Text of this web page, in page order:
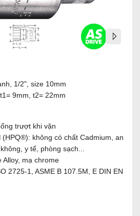
1/2", size 10mm
9mm, t2= 22mm
trượt khi vặn
(HPQ®): không có chất Cadmium, an
y tế, phòng sạch...
Alloy, mạ chrome
2725-1, ASME B 107.5M, E DIN EN